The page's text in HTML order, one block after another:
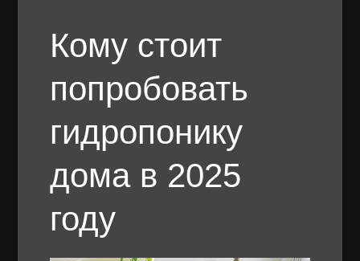
Кому стоит
попробовать
гидропонику
дома в 2025
году